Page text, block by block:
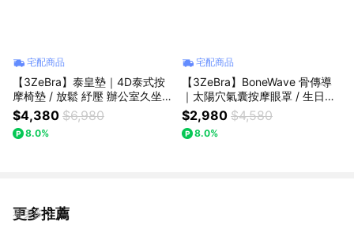
宅配商品
【3ZeBra】泰皇墊｜4D泰式按
摩椅墊 / 放鬆 紓壓 辦公室久坐
朋友家人送禮推薦 喬遷賀禮 新
居落成
$4,380 $6,980
8.0%
宅配商品
【3ZeBra】BoneWave 骨傳導
｜太陽穴氣囊按摩眼罩 / 生日禮
朋友 家人送禮推薦 情人節禮物
閨密禮 交換禮物 母親節禮物 父
親節禮物
$2,980 $4,580
8.0%
更多推薦
看更多